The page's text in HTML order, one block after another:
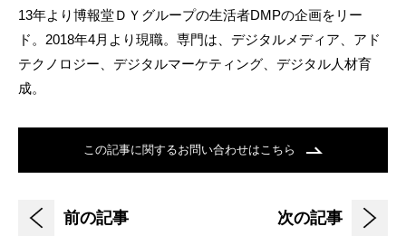
13年より博報堂ＤＹグループの生活者DMPの企画をリー
ド。2018年4月より現職。専門は、デジタルメディア、アド
テクノロジー、デジタルマーケティング、デジタル人材育
成。
この記事に関するお問い合わせはこちら
前の記事 次の記事